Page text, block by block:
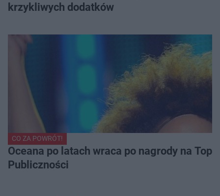
krzykliwych dodatków
CO ZA POWRÓT!
Oceana po latach wraca po nagrody na Top
Publiczności